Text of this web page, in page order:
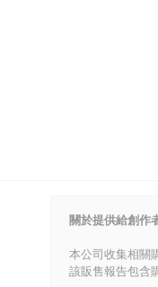
關於提供給創作
本公司收集相關
該販售報告包含